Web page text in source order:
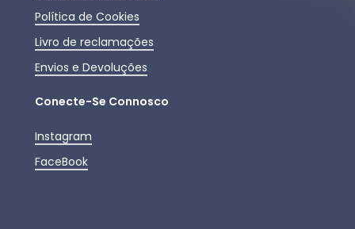
Política de Cookies
Livro de reclamações
Envios e Devoluções
Conecte-Se Connosco
Instagram
FaceBook